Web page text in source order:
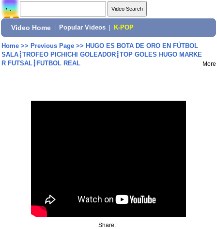
Video Home Popular Videos K-POP
Home>> Previous Page>> HUGO ES BOTA DE ORO EN FÚTBOL
SALA┋TROFEO PICHICHI GOLEADOR┋TOP GOLES HUGO MARKE
R FUTSAL┋FUTBOL REAL
More
Share: